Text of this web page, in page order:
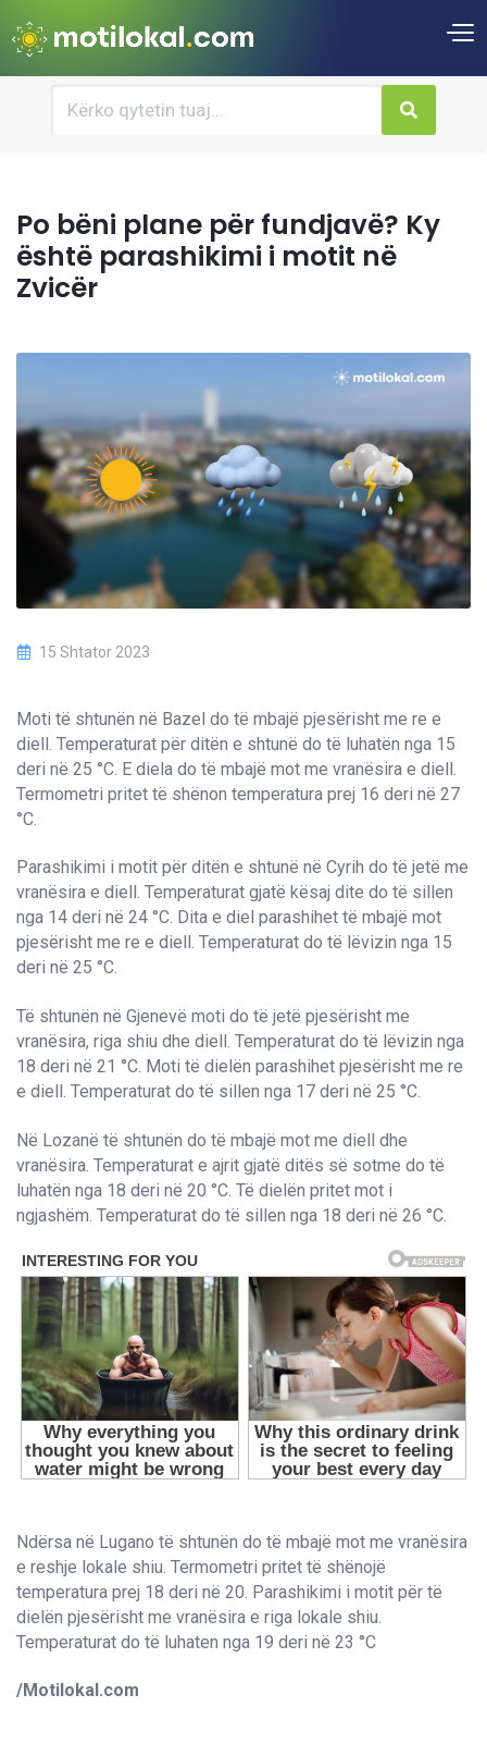
Po bëni plane për fundjavë? Ky
është parashikimi i motit në
Zvicër
15 Shtator 2023
Moti të shtunën në Bazel do të mbajë pjesërisht me re e
diell. Temperaturat për ditën e shtunë do të luhatën nga 15
deri në 25 °C. E diela do të mbajë mot me vranësira e diell.
Termometri pritet të shënon temperatura prej 16 deri në 27
°C.
Parashikimi i motit për ditën e shtunë në Cyrih do të jetë me
vranësira e diell. Temperaturat gjatë kësaj dite do të sillen
nga 14 deri në 24 °C. Dita e diel parashihet të mbajë mot
pjesërisht me re e diell. Temperaturat do të lëvizin nga 15
deri në 25 °C.
Të shtunën në Gjenevë moti do të jetë pjesërisht me
vranësira, riga shiu dhe diell. Temperaturat do të lëvizin nga
18 deri në 21 °C. Moti të dielën parashihet pjesërisht me re
e diell. Temperaturat do të sillen nga 17 deri në 25 °C.
Në Lozanë të shtunën do të mbajë mot me diell dhe
vranësira. Temperaturat e ajrit gjatë ditës së sotme do të
luhatën nga 18 deri në 20 °C. Të dielën pritet mot i
ngjashëm. Temperaturat do të sillen nga 18 deri në 26 °C.
Ndërsa në Lugano të shtunën do të mbajë mot me vranësira
e reshje lokale shiu. Termometri pritet të shënojë
temperatura prej 18 deri në 20. Parashikimi i motit për të
dielën pjesërisht me vranësira e riga lokale shiu.
Temperaturat do të luhaten nga 19 deri në 23 °C
/Motilokal.com